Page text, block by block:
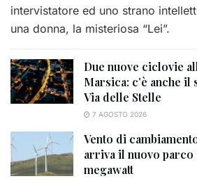
intervistatore ed uno strano
una donna, la misteriosa “Lei”.
Due nuove ciclovie
Marsica: c’è anche
Via delle Stelle
7 AGOSTO 2026
Vento di
arriva il nuovo parco
megawatt